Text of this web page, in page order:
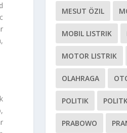
MESUT ÖZIL
MOBIL LISTRIK
MOTOR LISTRIK
OLAHRAGA
POLITIK
PRABOWO